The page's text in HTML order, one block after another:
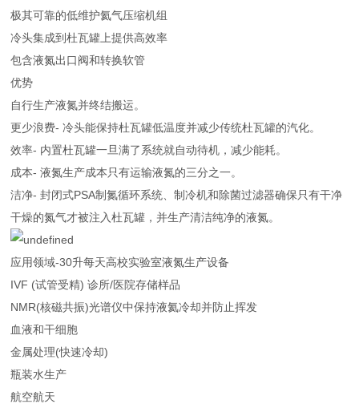
极其可靠的低维护氦气压缩机组
冷头集成到杜瓦罐上提供高效率
包含液氮出口阀和转换软管
优势
自行生产液氮并终结搬运。
更少浪费- 冷头能保持杜瓦罐低温度并减少传统杜瓦罐的汽化。
效率- 内置杜瓦罐一旦满了系统就自动待机，减少能耗。
成本- 液氮生产成本只有运输液氮的三分之一。
洁净- 封闭式PSA制氮循环系统、制冷机和除菌过滤器确保只有干净
干燥的氮气才被注入杜瓦罐，并生产清洁纯净的液氮。
应用领域-30升每天高校实验室液氮生产设备
IVF (试管受精) 诊所/医院存储样品
NMR(核磁共振)光谱仪中保持液氦冷却并防止挥发
血液和干细胞
金属处理(快速冷却)
瓶装水生产
航空航天